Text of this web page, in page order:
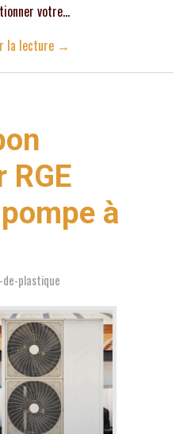
votre…
la lecture →
à
plastique